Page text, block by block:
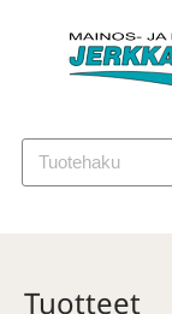
Tuotteet